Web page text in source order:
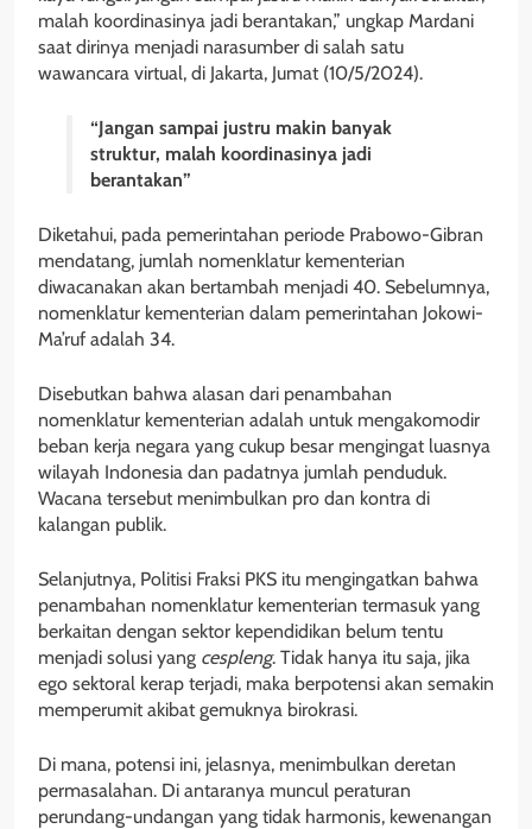
malah koordinasinya jadi berantakan,” ungkap Mardani
saat dirinya menjadi narasumber di salah satu
wawancara virtual, di Jakarta, Jumat (10/5/2024).
“Jangan sampai justru makin banyak
struktur, malah koordinasinya jadi
berantakan”
Diketahui, pada pemerintahan periode Prabowo-Gibran
mendatang, jumlah nomenklatur kementerian
diwacanakan akan bertambah menjadi 40. Sebelumnya,
nomenklatur kementerian dalam pemerintahan Jokowi-
Ma’ruf adalah 34.
Disebutkan bahwa alasan dari penambahan
nomenklatur kementerian adalah untuk mengakomodir
beban kerja negara yang cukup besar mengingat luasnya
wilayah Indonesia dan padatnya jumlah penduduk.
Wacana tersebut menimbulkan pro dan kontra di
kalangan publik.
Selanjutnya, Politisi Fraksi PKS itu mengingatkan bahwa
penambahan nomenklatur kementerian termasuk yang
berkaitan dengan sektor kependidikan belum tentu
menjadi solusi yang cespleng. Tidak hanya itu saja, jika
ego sektoral kerap terjadi, maka berpotensi akan semakin
memperumit akibat gemuknya birokrasi.
Di mana, potensi ini, jelasnya, menimbulkan deretan
permasalahan. Di antaranya muncul peraturan
perundang-undangan yang tidak harmonis, kewenangan